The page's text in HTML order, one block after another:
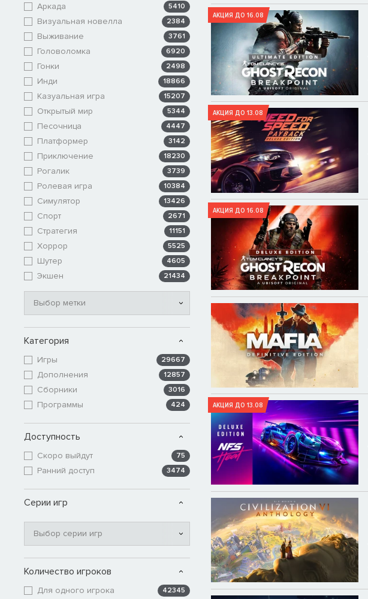
Аркада 5410
Визуальная новелла 2384
Выживание 3761
Головоломка 6920
Гонки 2498
Инди 18866
Казуальная игра 15207
Открытый мир 5344
Песочница 4447
Платформер 3142
Приключение 18230
Рогалик 3739
Ролевая игра 10384
Симулятор 13426
Спорт 2671
Стратегия 11151
Хоррор 5525
Шутер 4605
Экшен 21434
Выбор метки
Категория
Игры 29667
Дополнения 12857
Сборники 3016
Программы 424
Доступность
Скоро выйдут 75
Ранний доступ 3474
Серии игр
Выбор серии игр
Количество игроков
Для одного игрока 42345
АКЦИЯ ДО 16.08
АКЦИЯ ДО 13.08
АКЦИЯ ДО 16.08
АКЦИЯ ДО 13.08